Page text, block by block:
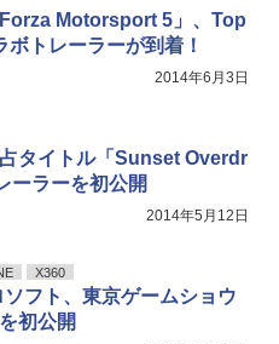
Motorsport 5」、Top
ボトレーラーが到着！
2014年6月3日
タイトル「Sunset Overdr
ーラーを初公開
2014年5月12日
X360
ソフト、東京ゲームショウ
初公開